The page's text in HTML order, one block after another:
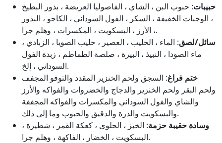
حبيبات: حبوب البن ، الشاي ، الفاصوليا العريضة ، بذور البطيخ
، الوجبات الخفيفة ، السكر ، الفول السوداني ، الكاجو ، البذور
، الأرز ، البسكويت ، المكسرات ، وهلم جرا.
سائل/لصق: الماء ، الحليب ، العصير ، حليب الصويا ، الزبادي ،
ماء الصودا ، النبيذ ، البيرة ، صلصة الطماطم ، زبدة الفول
السوداني ، إلخ.
ختم فراغ: السجق ولحم الخنزير المقدد والتوفو المجفف
ولحم البقر ولحم الخنزير والدجاج والخضروات والفواكه والأرز
والشاي والفول السوداني والمكسرات والفواكه المجففة
والبسكويت والذرة والدقيق والحبوب وما إلى ذلك.
وسادة حقيبة حزمة: الخبز ، الحلوى ، كعكة القمر ، شطيرة ،
البسكويت ، الخضار ، الفاكهة ، وهلم جرا.